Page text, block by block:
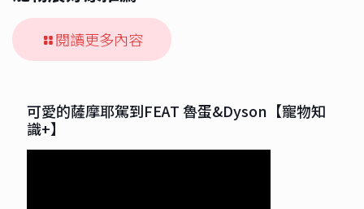
閱讀更多內容
可愛的薩摩耶駕到FEAT 魯蛋&Dyson【寵物知
識+】